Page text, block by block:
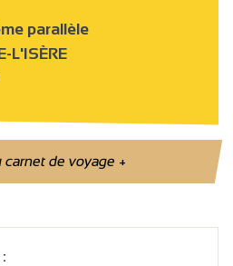
parallèle
L'ISÈRE
carnet de voyage+